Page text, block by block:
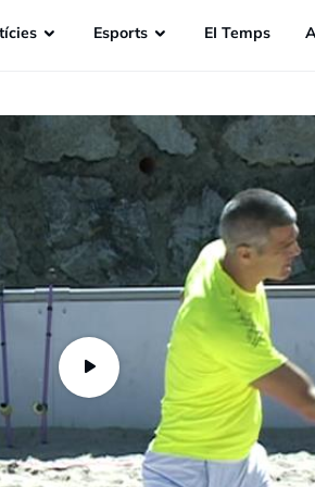
Esports EI Temps